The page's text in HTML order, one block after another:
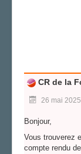
CR de la
26 mai 2025
Bonjour,
Vous trouverez
compte rendu